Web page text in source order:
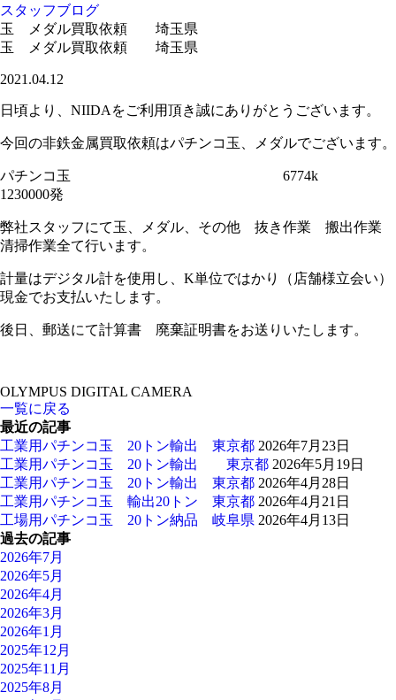
スタッフブログ
玉 メダル買取依頼 埼玉県
玉 メダル買取依頼 埼玉県
2021.04.12
日頃より、NIIDAをご利用頂き誠にありがとうございます。
今回の非鉄金属買取依頼はパチンコ玉、メダルでございます。
パチンコ玉 6774k
1230000発
弊社スタッフにて玉、メダル、その他 抜き作業 搬出作業
清掃作業全て行います。
計量はデジタル計を使用し、K単位ではかり（店舗様立会い）
現金でお支払いたします。
後日、郵送にて計算書 廃棄証明書をお送りいたします。
OLYMPUS DIGITAL CAMERA
一覧に戻る
最近の記事
工業用パチンコ玉 20トン輸出 東京都 2026年7月23日
工業用パチンコ玉 20トン輸出 東京都 2026年5月19日
工業用パチンコ玉 20トン輸出 東京都 2026年4月28日
工業用パチンコ玉 輸出20トン 東京都 2026年4月21日
工場用パチンコ玉 20トン納品 岐阜県 2026年4月13日
過去の記事
2026年7月
2026年5月
2026年4月
2026年3月
2026年1月
2025年12月
2025年11月
2025年8月